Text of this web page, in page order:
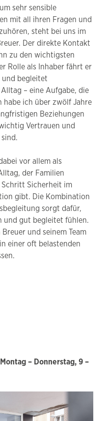
sehr sensible
mit all ihren Fragen und
steht bei uns im
Der direkte Kontakt
zu den wichtigsten
Rolle als Inhaber fährt er
und begleitet
– eine Aufgabe, die
habe ich über zwölf Jahre
Beziehungen
Vertrauen und
vor allem als
der Familien
Sicherheit im
gibt. Die Kombination
sorgt dafür,
und gut begleitet fühlen.
und seinem Team
einer oft belastenden
– Donnerstag, 9 –